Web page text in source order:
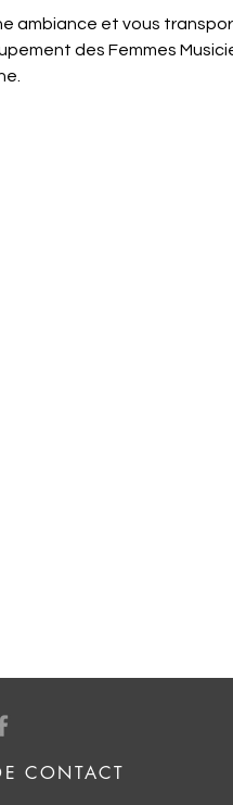
ambiance et vous
des Femmes
CONTACT